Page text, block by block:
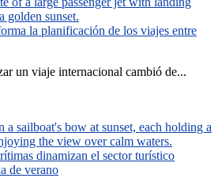
la planificación de los viajes entre
un viaje internacional cambió de...
dinamizan el sector turístico
de verano